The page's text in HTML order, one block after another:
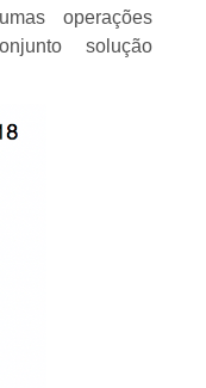
operações
solução